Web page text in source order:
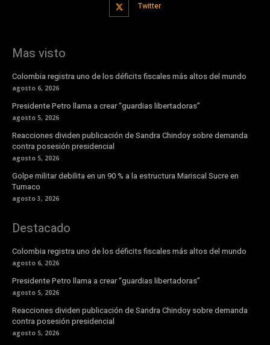
Twitter
Mas visto
Colombia registra uno de los déficits fiscales más altos del mundo
agosto 6, 2026
Presidente Petro llama a crear “guardias libertadoras”
agosto 5, 2026
Reacciones dividen publicación de Sandra Chindoy sobre demanda
contra posesión presidencial
agosto 5, 2026
Golpe militar debilita en un 90 % a la estructura Mariscal Sucre en
Tumaco
agosto 3, 2026
Destacado
Colombia registra uno de los déficits fiscales más altos del mundo
agosto 6, 2026
Presidente Petro llama a crear “guardias libertadoras”
agosto 5, 2026
Reacciones dividen publicación de Sandra Chindoy sobre demanda
contra posesión presidencial
agosto 5, 2026